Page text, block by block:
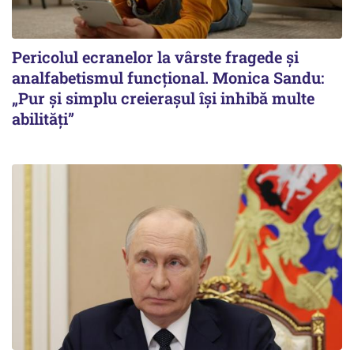
Pericolul ecranelor la vârste fragede și
analfabetismul funcțional. Monica Sandu:
„Pur și simplu creierașul își inhibă multe
abilități”